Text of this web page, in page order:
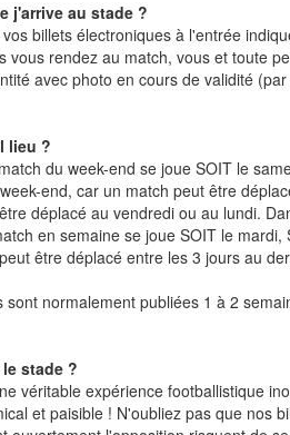
j'arrive au stade ?
billets électroniques à l'entrée
vous rendez au match, vous et toute
avec photo en cours de validité
lieu ?
du week-end se joue SOIT le
end, car un match peut être
déplacé au vendredi ou au lundi.
en semaine se joue SOIT le
être déplacé entre les 3 jours au
sont normalement publiées 1 à 2
stade ?
véritable expérience footballistique
et paisible ! N'oubliez pas que nos